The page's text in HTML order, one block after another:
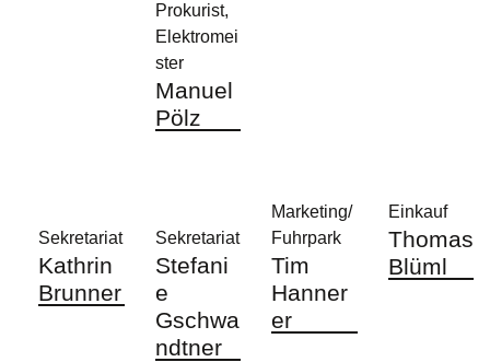
Prokurist,
Elektromei
ster
Manuel
Pölz
Sekretariat
Kathrin
Brunner
Sekretariat
Stefani
e
Gschwa
ndtner
Marketing/
Fuhrpark
Tim
Hanner
er
Einkauf
Thomas
Blüml